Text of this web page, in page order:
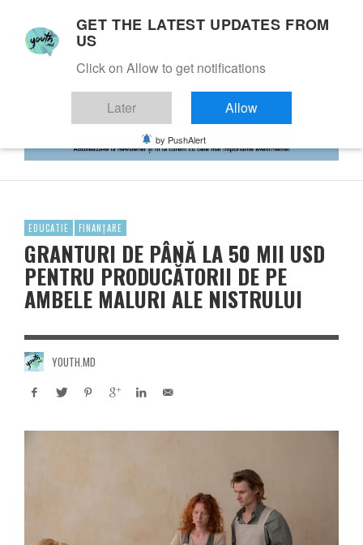
EDUCATIE FINANȚARE
GRANTURI DE PÂNĂ LA 50 MII USD
PENTRU PRODUCĂTORII DE PE
AMBELE MALURI ALE NISTRULUI
YOUTH.MD
GET THE LATEST UPDATES FROM
US
Click on Allow to get notifications
Later Allow
by PushAlert